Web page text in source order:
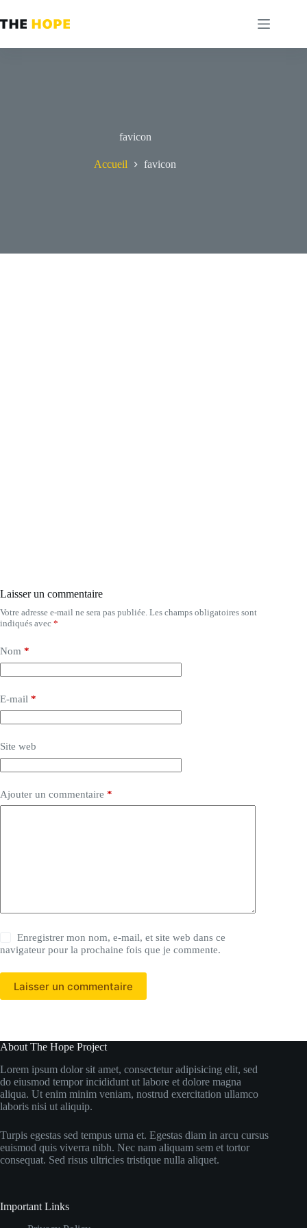
au
contenu
favicon
Accueil favicon
Laisser un commentaire
Votre adresse e-mail ne sera pas publiée. Les champs obligatoires sont
indiqués avec *
Nom *
E-mail *
Site web
Ajouter un commentaire *
Enregistrer mon nom, e-mail, et site web dans ce
navigateur pour la prochaine fois que je commente.
Laisser un commentaire
About The Hope Project
Lorem ipsum dolor sit amet, consectetur adipisicing elit, sed
do eiusmod tempor incididunt ut labore et dolore magna
aliqua. Ut enim minim veniam, nostrud exercitation ullamco
laboris nisi ut aliquip.
Turpis egestas sed tempus urna et. Egestas diam in arcu cursus
euismod quis viverra nibh. Nec nam aliquam sem et tortor
consequat. Sed risus ultricies tristique nulla aliquet.
Important Links